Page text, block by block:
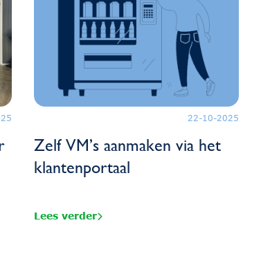
22-10-2025
Zelf VM’s aanmaken via het
klantenportaal
Lees verder